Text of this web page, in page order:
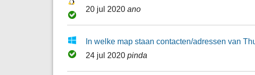
20 jul 2020 ano
In welke map staan contacten/adressen van
24 jul 2020 pinda